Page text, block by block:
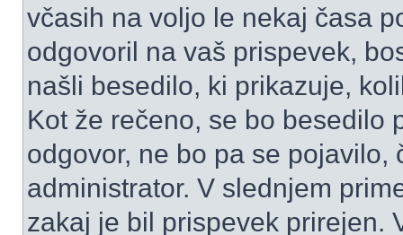
včasih na voljo le nekaj časa
odgovoril na vaš prispevek,
našli besedilo, ki prikazuje,
Kot že rečeno, se bo besedilo
odgovor, ne bo pa se
administrator. V slednjem
zakaj je bil prispevek prirejen.